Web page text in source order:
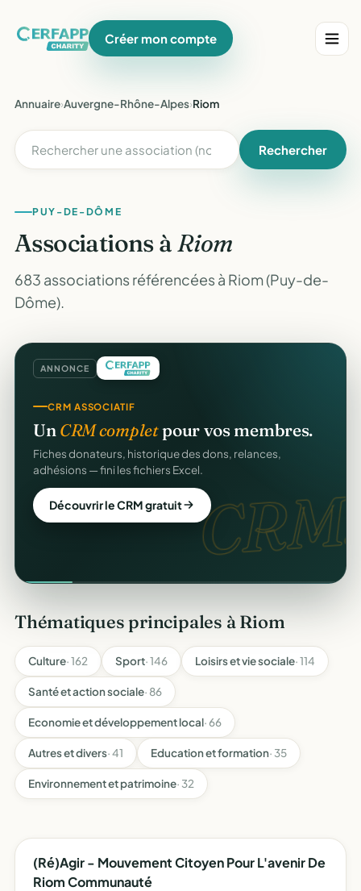
Créer mon compte
Annuaire›Auvergne-Rhône-Alpes›Riom
Rechercher
PUY-DE-DÔME
Associations àRiom
683 associations référencées à Riom (Puy-de-
Dôme).
ANNONCE
CRM.
CRM ASSOCIATIF
Un CRM completpour vos membres.
Fiches donateurs, historique des dons, relances,
adhésions — fini les fichiers Excel.
Découvrir le CRM gratuit
Thématiques principales à Riom
Culture· 162 Sport· 146 Loisirs et vie sociale· 114
Santé et action sociale· 86
Economie et développement local· 66
Autres et divers· 41 Education et formation· 35
Environnement et patrimoine· 32
(Ré)Agir - Mouvement Citoyen Pour L'avenir De
Riom Communauté